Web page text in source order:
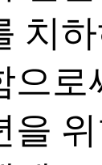
치
으로
을